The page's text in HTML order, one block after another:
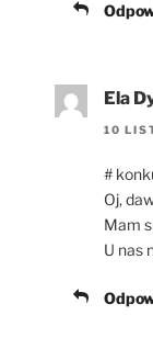
Ela
10
#
Oj,
Mam
U nas